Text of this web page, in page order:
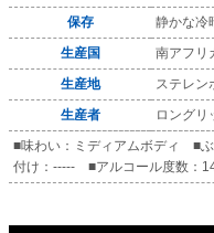
保存
静かな冷
生産国
南アフリ
生産地
ステレン
生産者
ロングリ
■味わい：ミディアムボディ ■
付け：----- ■アルコール度数：